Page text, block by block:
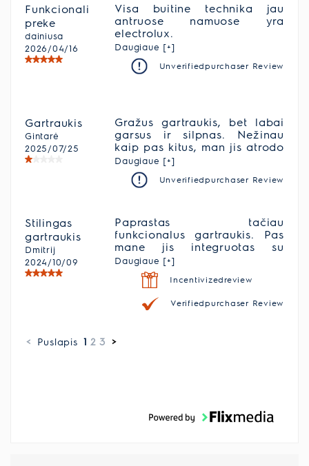
Funkcionali
preke
dainiusa
2026/04/16
Visa buitine technika jau
antruose namuose yra
electrolux.
valfdymas,konkurencinga
kaina, gedimu realiai nerasta.
Daugiaue [+]
Unverifiedpurchaser Review
Gartraukis
Gintarė
2025/07/25
Gražus gartraukis, bet labai
garsus ir silpnas. Nežinau
kaip pas kitus, man jis atrodo
labai silpnas, bet ant max
dirbdamas garų pilna virtuvė.
Silpnai traukia.
Daugiaue [+]
Unverifiedpurchaser Review
Stilingas
gartraukis
Dmitrij
2024/10/09
Paprastas tačiau
funkcionalus gartraukis. Pas
mane jis integruotas su
Electrolux kaitlente - tai labai
patogu, gartraukis
automatiškai įsijungia, kai
pradedu naudotis kaitlente.
Daugiaue [+]
Incentivizedreview
Verifiedpurchaser Review
< Puslapis 1 2 3 >